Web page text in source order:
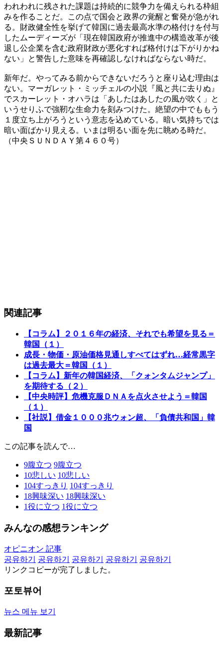
われわれに残された課題は持続的に競争力を備えられる枠組
みを作ることだ。この点で国会と政界の覚醒と奮発が急がれ
る。財政健全性を挙げて韓国に過去最高水準の格付けを付与
したムーディーズが「現在韓国政府が推進中の構造改革が後
退し公企業を含む政府財政が悪化すれば格付けは下がりかね
ない」と警告した意味を再確認しなければならない時だ。
新年だ。やってみる前からできないだろうと座り込む理由は
ない。マーガレット・ミッチェルの小説『風と共に去りぬ』
でスカーレット・オハラは「あしたはあしたの風が吹く」と
いうせりふで強靭な生命力を刻みつけた。絶望の中でももう
１度立ち上がろうという意志を込めている。暗い気持ちでは
暗い面ばかり見える。いまは明るい面を先に眺める時だ。
（中央ＳＵＮＤＡＹ第４６０号）
関連記事
【コラム】２０１６年の経済、それでも希望を見る＝
韓国（１）
成長・物価・原油価格見通しすべてはずれ…経常黒字
は過去最大＝韓国（１）
【コラム】新年の韓国経済、「クォンタムジャンプ」
を期待する（２）
【中央時評】危機克服ＤＮＡを点火させよう＝韓国
（１）
【社説】借金１０００兆ウォン超、「負債共和国」韓
国
この記事を読んで…
9腹立つ 9腹立つ
10悲しい 10悲しい
104すっきり 104すっきり
18興味深い 18興味深い
1役に立つ 1役に立つ
みんなの感想ランキング
オピニオン 記事
공유하기
공유하기 공유하기 공유하기
공유하기
リンクコピーが完了しました。
포토뷰어
뉴스 메뉴 보기
最新記事